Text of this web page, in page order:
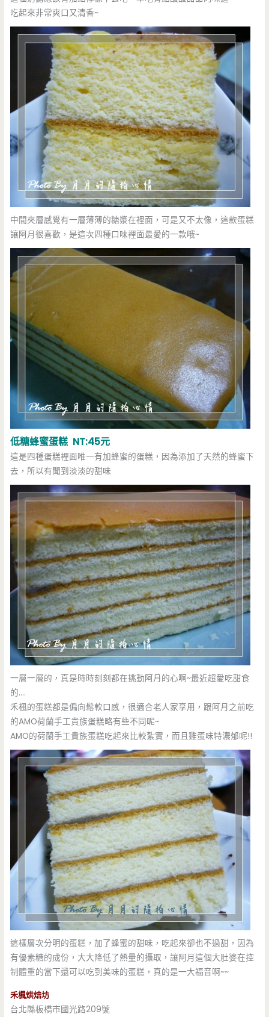
吃起來非常爽口又清香~
中間夾層感覺有一層薄薄的糖漿在裡面，可是又不太像，這款蛋糕
讓阿月很喜歡，是這次四種口味裡面最愛的一款哦~
低糖蜂蜜蛋糕 NT:45元
這是四種蛋糕裡面唯一有加蜂蜜的蛋糕，因為添加了天然的蜂蜜下
去，所以有聞到淡淡的甜味
一層一層的，真是時時刻刻都在挑動阿月的心啊~最近超愛吃甜食
的….
禾楓的蛋糕都是偏向鬆軟口感，很適合老人家享用，跟阿月之前吃
的AMO荷蘭手工貴族蛋糕略有些不同呢~
AMO的荷蘭手工貴族蛋糕吃起來比較紮實，而且雞蛋味特濃郁呢!!
這樣層次分明的蛋糕，加了蜂蜜的甜味，吃起來卻也不過甜，因為
有優素糖的成份，大大降低了熱量的攝取，讓阿月這個大肚婆在控
制體重的當下還可以吃到美味的蛋糕，真的是一大福音啊~~
禾楓烘焙坊
台北縣板橋市國光路209號